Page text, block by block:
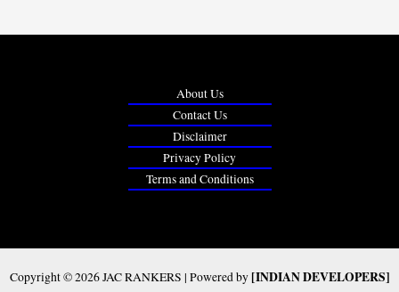
About Us
Contact Us
Disclaimer
Privacy Policy
Terms and Conditions
Copyright © 2026 JAC RANKERS | Powered by [INDIAN DEVELOPERS]